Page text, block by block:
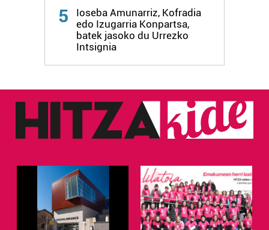
5
Ioseba Amunarriz, Kofradia
edo Izugarria Konpartsa,
batek jasoko du Urrezko
Intsignia